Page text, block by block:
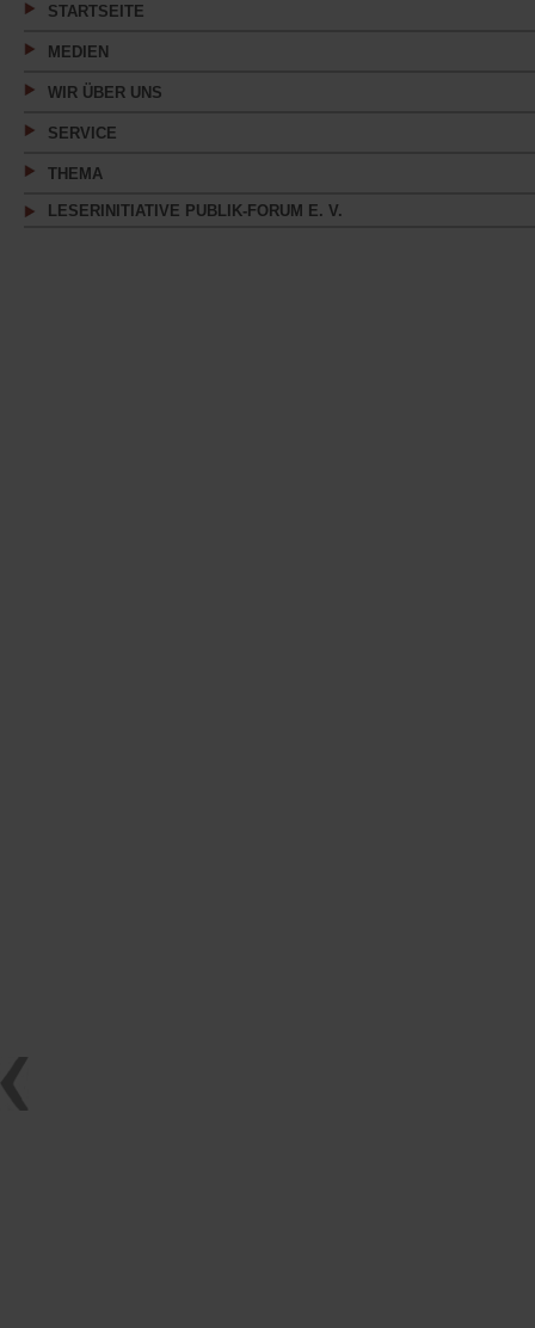
STARTSEITE
MEDIEN
WIR ÜBER UNS
SERVICE
THEMA
LESERINITIATIVE PUBLIK-FORUM E. V.